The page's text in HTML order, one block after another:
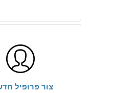
צור פרופיל